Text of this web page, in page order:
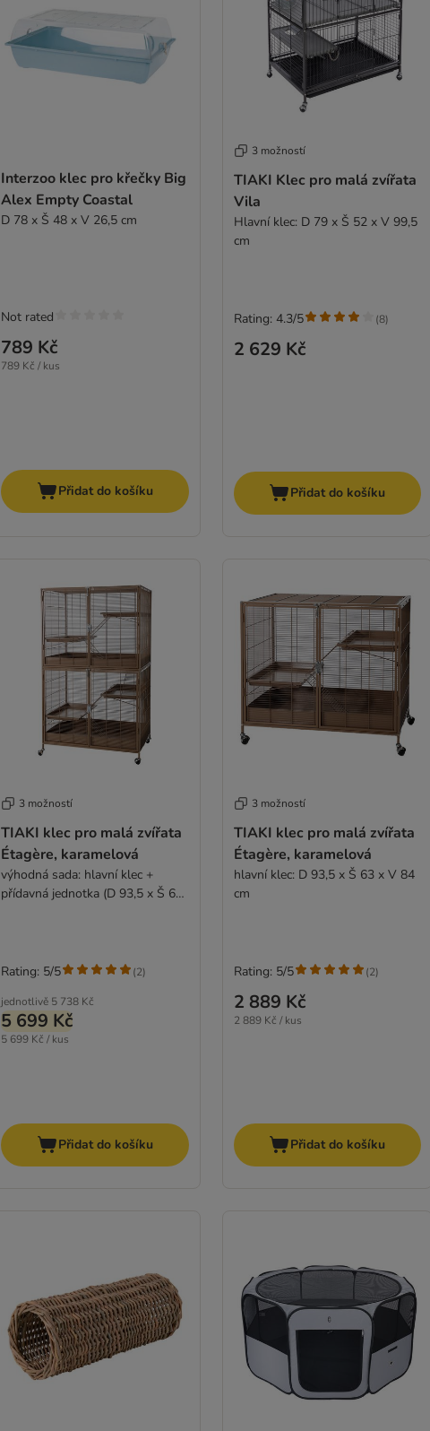
Interzoo klec pro křečky Big
Alex Empty Coastal
D 78 x Š 48 x V 26,5 cm
789 Kč
789 Kč / kus
Not rated
Přidat do košíku
3 možností
TIAKI Klec pro malá zvířata
Vila
Hlavní klec: D 79 x Š 52 x V 99,5
cm
2 629 Kč
Rating: 4.3/5 (8)
Přidat do košíku
3 možností
TIAKI klec pro malá zvířata
Étagère, karamelová
výhodná sada: hlavní klec +
přídavná jednotka (D 93,5 x Š 63
jednotlivě 5 738 Kč
5 699 Kč
5 699 Kč / kus
Rating: 5/5 (2)
Přidat do košíku
3 možností
TIAKI klec pro malá zvířata
Étagère, karamelová
hlavní klec: D 93,5 x Š 63 x V 84
cm
2 889 Kč
2 889 Kč / kus
Rating: 5/5 (2)
Přidat do košíku